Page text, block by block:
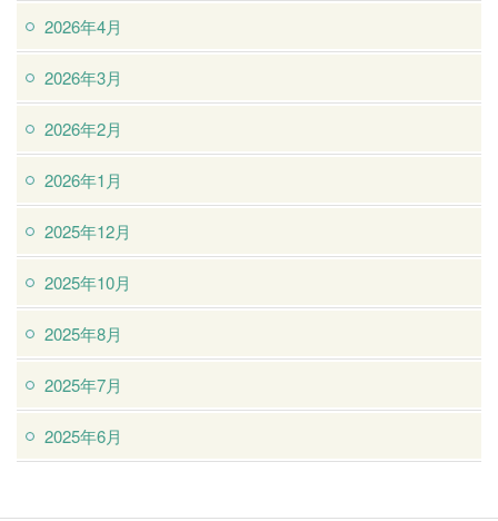
2026年4月
2026年3月
2026年2月
2026年1月
2025年12月
2025年10月
2025年8月
2025年7月
2025年6月